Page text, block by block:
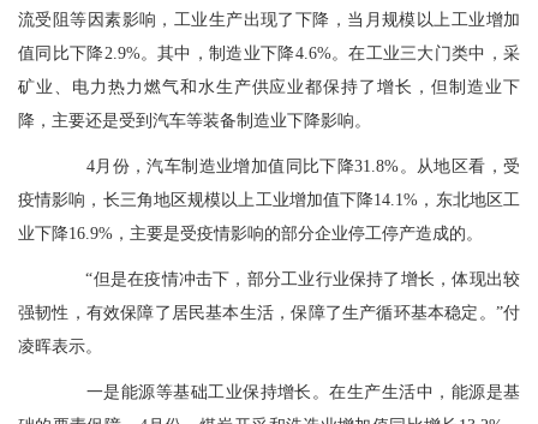
流受阻等因素影响，工业生产出现了下降，当月规模以上工业增加
值同比下降2.9%。其中，制造业下降4.6%。在工业三大门类中，采
矿业、电力热力燃气和水生产供应业都保持了增长，但制造业下
降，主要还是受到汽车等装备制造业下降影响。
4月份，汽车制造业增加值同比下降31.8%。从地区看，受
疫情影响，长三角地区规模以上工业增加值下降14.1%，东北地区工
业下降16.9%，主要是受疫情影响的部分企业停工停产造成的。
“但是在疫情冲击下，部分工业行业保持了增长，体现出较
强韧性，有效保障了居民基本生活，保障了生产循环基本稳定。”付
凌晖表示。
一是能源等基础工业保持增长。在生产生活中，能源是基